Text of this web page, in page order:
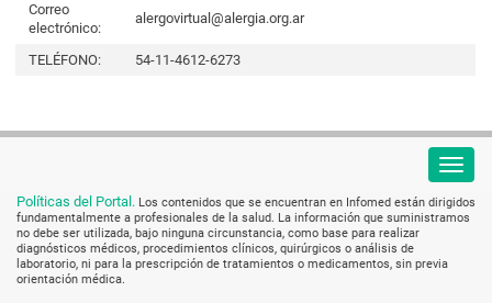
Correo
electrónico:
alergovirtual@alergia.org.ar
TELÉFONO: 54-11-4612-6273
Políticas del Portal. Los contenidos que se encuentran en Infomed están dirigidos
fundamentalmente a profesionales de la salud. La información que suministramos
no debe ser utilizada, bajo ninguna circunstancia, como base para realizar
diagnósticos médicos, procedimientos clínicos, quirúrgicos o análisis de
laboratorio, ni para la prescripción de tratamientos o medicamentos, sin previa
orientación médica.